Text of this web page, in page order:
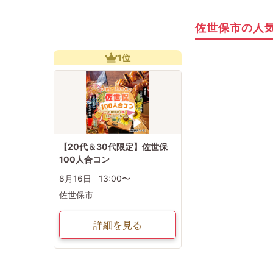
佐世保市の人
1位
【20代＆30代限定】佐世保
100人合コン
8月16日
13:00〜
佐世保市
詳細を見る